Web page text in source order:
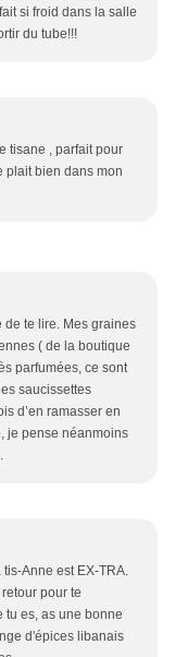
si froid dans la salle
du tube!!!
tisane , parfait pour
plait bien dans mon
de te lire. Mes graines
( de la boutique
parfumées, ce sont
saucissettes
d’en ramasser en
je pense néanmoins
Anne est EX-TRA.
pour te
tu es, as une bonne
d'épices libanais